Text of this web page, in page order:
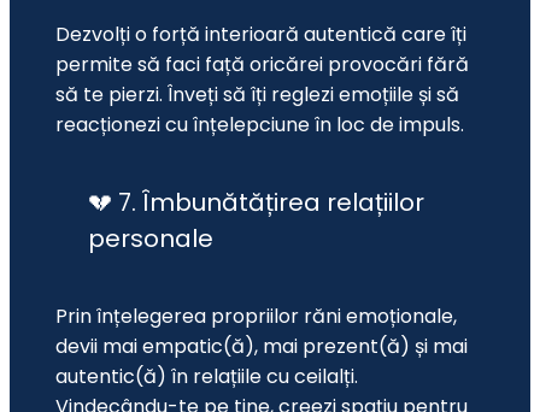
Dezvolți o forță interioară autentică care îți
permite să faci față oricărei provocări fără
să te pierzi. Înveți să îți reglezi emoțiile și să
reacționezi cu înțelepciune în loc de impuls.
💔 7. Îmbunătățirea relațiilor
personale
Prin înțelegerea propriilor răni emoționale,
devii mai empatic(ă), mai prezent(ă) și mai
autentic(ă) în relațiile cu ceilalți.